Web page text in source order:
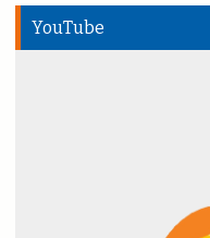
YouTube